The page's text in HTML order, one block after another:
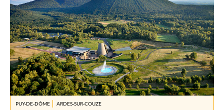
PUY-DE-DÔME ARDES-SUR-COUZE